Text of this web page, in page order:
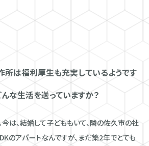
所は福利厚生も充実しているようです
な生活を送っていますか？
は、結婚して子どももいて、隣の佐久市の社
のアパートなんですが、まだ築2年でとても